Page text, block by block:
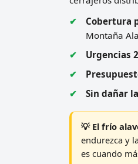
Cobertura
Montaña
Urgencias
Sin dañar
💡 El frío
endurezca y
es cuando